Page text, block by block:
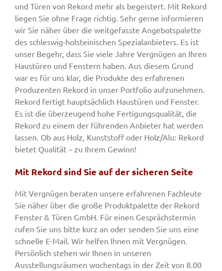
und Türen von Rekord mehr als begeistert. Mit Rekord
liegen Sie ohne Frage richtig. Sehr gerne informieren
wir Sie näher über die weitgefasste Angebotspalette
des schleswig-holsteinischen Spezialanbieters. Es ist
unser Begehr, dass Sie viele Jahre Vergnügen an Ihren
Haustüren und Fenstern haben. Aus diesem Grund
war es für uns klar, die Produkte des erfahrenen
Produzenten Rekord in unser Portfolio aufzunehmen.
Rekord fertigt hauptsächlich Haustüren und Fenster.
Es ist die überzeugend hohe Fertigungsqualität, die
Rekord zu einem der führenden Anbieter hat werden
lassen. Ob aus Holz, Kunststoff oder Holz/Alu: Rekord
bietet Qualität – zu Ihrem Gewinn!
Mit Rekord sind Sie auf der sicheren Seite
Mit Vergnügen beraten unsere erfahrenen Fachleute
Sie näher über die große Produktpalette der Rekord
Fenster & Türen GmbH. Für einen Gesprächstermin
rufen Sie uns bitte kurz an oder senden Sie uns eine
schnelle E-Mail. Wir helfen Ihnen mit Vergnügen.
Persönlich stehen wir Ihnen in unseren
Ausstellungsräumen wochentags in der Zeit von 8.00